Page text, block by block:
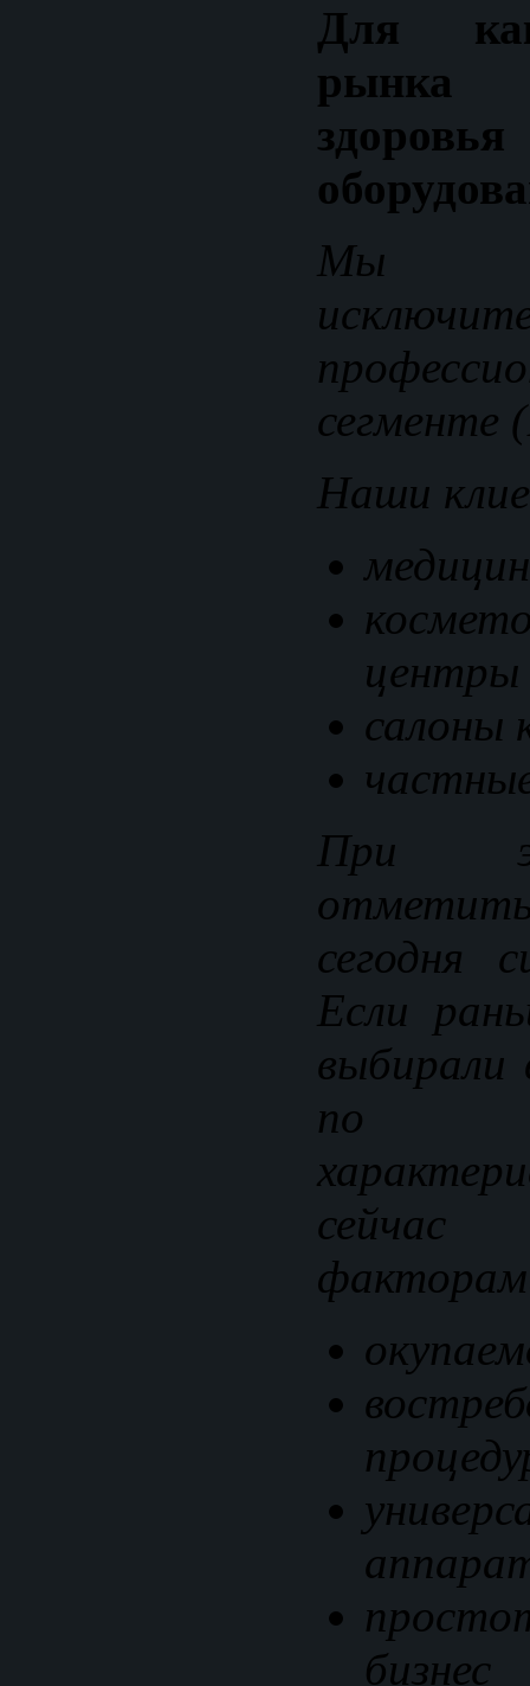
Для
Мы
сегменте
Наши
центры
салоны
При
сегодня
Если
выбирали
по
бизнес